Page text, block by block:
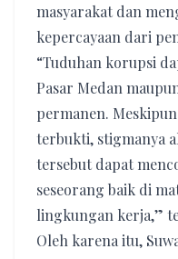
masyarakat dan
kepercayaan dari
“Tuduhan korupsi
Pasar Medan
permanen.
terbukti, stigmanya
tersebut dapat
seseorang baik di
lingkungan kerja,”
Oleh karena itu,